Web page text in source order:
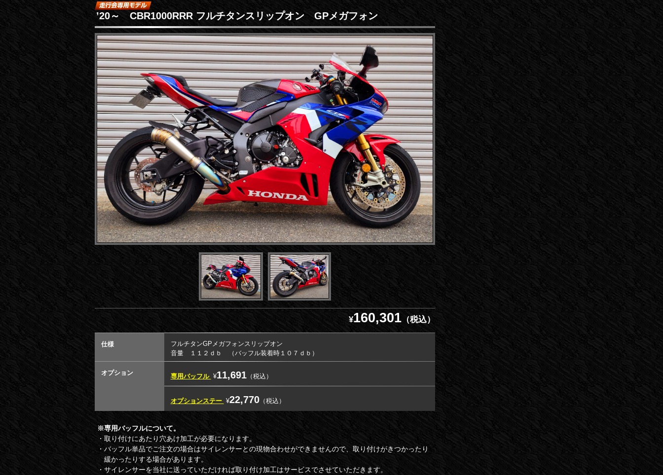
’20～ CBR1000RRR フルチタンスリップオン GPメガフォン
¥160,301 （税込）
仕様
フルチタンGPメガフォンスリップオン
音量 １１２ｄｂ （バッフル装着時１０７ｄｂ）
オプション 専用バッフル ¥11,691（税込）
オプションステー ¥22,770（税込）
※専用バッフルについて。
・取り付けにあたり穴あけ加工が必要になります。
・バッフル単品でご注文の場合はサイレンサーとの現物合わせができませんので、取り付けがきつかったり
緩かったりする場合があります。
・サイレンサーを当社に送っていただければ取り付け加工はサービスでさせていただきます。